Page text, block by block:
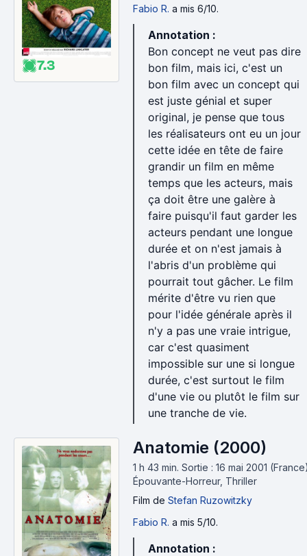
7.3
Fabio R. a mis 6/10.
Annotation :
Bon concept ne veut pas dire
bon film, mais ici, c'est un
bon film avec un concept qui
est juste génial et super
original, je pense que tous
les réalisateurs ont eu un jour
cette idée en tête de faire
grandir un film en même
temps que les acteurs, mais
ça doit être une galère à
faire puisqu'il faut garder les
acteurs pendant une longue
durée et on n'est jamais à
l'abris d'un problème qui
pourrait tout gâcher. Le film
mérite d'être vu rien que
pour l'idée générale après il
n'y a pas une vraie intrigue,
car c'est quasiment
impossible sur une si longue
durée, c'est surtout le film
d'une vie ou plutôt le film sur
une tranche de vie.
Anatomie (2000)
1 h 43 min. Sortie : 16 mai 2001
Épouvante-Horreur, Thriller
Film de Stefan Ruzowitzky
Fabio R. a mis 5/10.
Annotation :